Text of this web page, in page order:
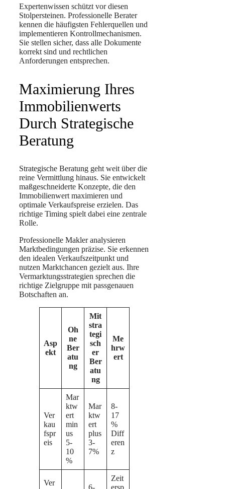
Expertenwissen schützt vor diesen
Stolpersteinen. Professionelle Berater
kennen die häufigsten Fehlerquellen und
implementieren Kontrollmechanismen.
Sie stellen sicher, dass alle Dokumente
korrekt sind und rechtlichen
Anforderungen entsprechen.
Maximierung Ihres
Immobilienwerts
Durch Strategische
Beratung
Strategische Beratung geht weit über die
reine Vermittlung hinaus. Sie entwickelt
maßgeschneiderte Konzepte, die den
Immobilienwert maximieren und
optimale Verkaufspreise erzielen. Das
richtige Timing spielt dabei eine zentrale
Rolle.
Professionelle Makler analysieren
Marktbedingungen präzise. Sie erkennen
den idealen Verkaufszeitpunkt und
nutzen Marktchancen gezielt aus. Ihre
Vermarktungsstrategien sprechen die
richtige Zielgruppe mit passgenauen
Botschaften an.
Asp
ekt
Oh
ne
Ber
atu
ng
Mit
stra
tegi
sch
er
Ber
atu
ng
Me
hrw
ert
Ver
kau
fspr
eis
Mar
ktw
ert
min
us
5-
10
%
Mar
ktw
ert
plus
3-
7%
8-
17
%
Diff
eren
z
Ver
6-
Zeit
ersp